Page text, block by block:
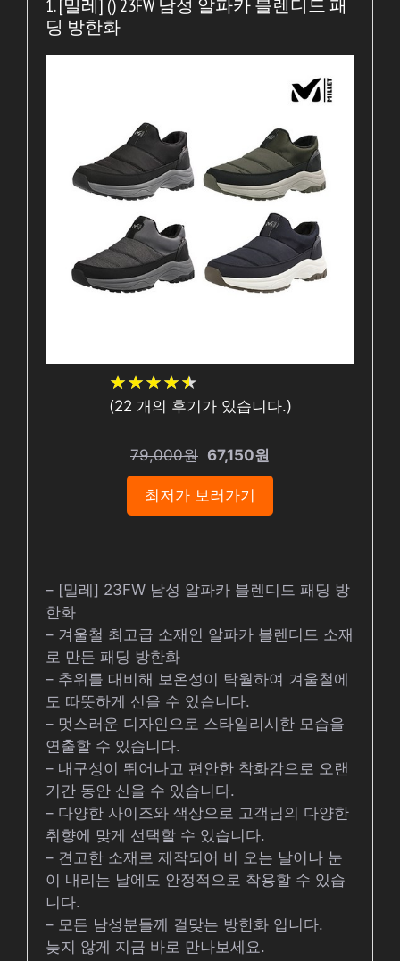
1. [밀레] () 23FW 남성 알파카 블렌디드 패
딩 방한화
★★★★★
★★★★★
(22 개의 후기가 있습니다.)
79,000원 67,150원
최저가 보러가기
– [밀레] 23FW 남성 알파카 블렌디드 패딩 방
한화
– 겨울철 최고급 소재인 알파카 블렌디드 소재
로 만든 패딩 방한화
– 추위를 대비해 보온성이 탁월하여 겨울철에
도 따뜻하게 신을 수 있습니다.
– 멋스러운 디자인으로 스타일리시한 모습을
연출할 수 있습니다.
– 내구성이 뛰어나고 편안한 착화감으로 오랜
기간 동안 신을 수 있습니다.
– 다양한 사이즈와 색상으로 고객님의 다양한
취향에 맞게 선택할 수 있습니다.
– 견고한 소재로 제작되어 비 오는 날이나 눈
이 내리는 날에도 안정적으로 착용할 수 있습
니다.
– 모든 남성분들께 걸맞는 방한화 입니다.
늦지 않게 지금 바로 만나보세요.